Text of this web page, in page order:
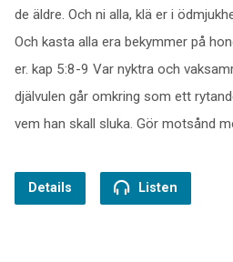
de äldre. Och ni alla, klä er i
Och kasta alla era bekymmer på
er. kap 5:8-9 Var nyktra och
djälvulen går omkring som ett
vem han skall sluka. Gör motsånd
Details Listen